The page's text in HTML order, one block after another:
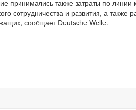
принимались также затраты по линии
сотрудничества и развития, а также
сообщает Deutsche Welle.